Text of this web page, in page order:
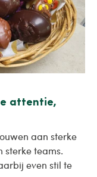
attentie,
aan sterke
sterke teams.
even stil te